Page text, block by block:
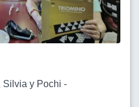
Silvia y Pochi -